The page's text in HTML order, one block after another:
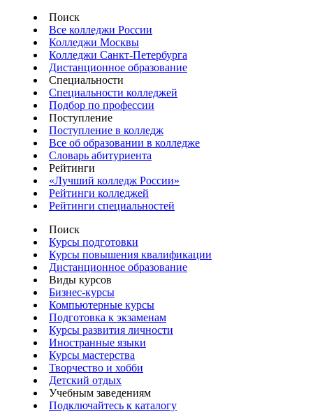
Поиск
Все колледжи России
Колледжи Москвы
Колледжи Санкт-Петербурга
Дистанционное образование
Специальности
Специальности колледжей
Подбор по профессии
Поступление
Поступление в колледж
Все об образовании в колледже
Словарь абитуриента
Рейтинги
«Лучший колледж России»
Рейтинги колледжей
Рейтинги специальностей
Поиск
Курсы подготовки
Курсы повышения квалификации
Дистанционное образование
Виды курсов
Бизнес-курсы
Компьютерные курсы
Подготовка к экзаменам
Курсы развития личности
Иностранные языки
Курсы мастерства
Творчество и хобби
Детский отдых
Учебным заведениям
Подключайтесь к каталогу